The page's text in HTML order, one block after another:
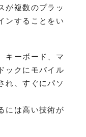
が複数のプラッ
ンすることをい
キーボード、マ
ックにモバイル
れ、すぐにパソ
には高い技術が